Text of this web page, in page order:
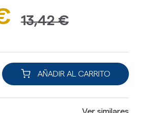
13,42 €
AÑADIR AL CARRITO